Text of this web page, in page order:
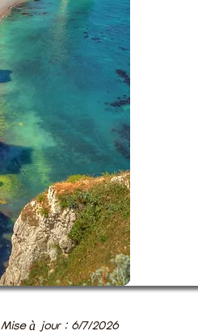
Mise à jour : 6/7/2026